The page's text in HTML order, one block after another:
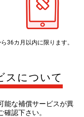
36カ月以内に限ります。
スについて
能な補償サービスが異
認下さい。